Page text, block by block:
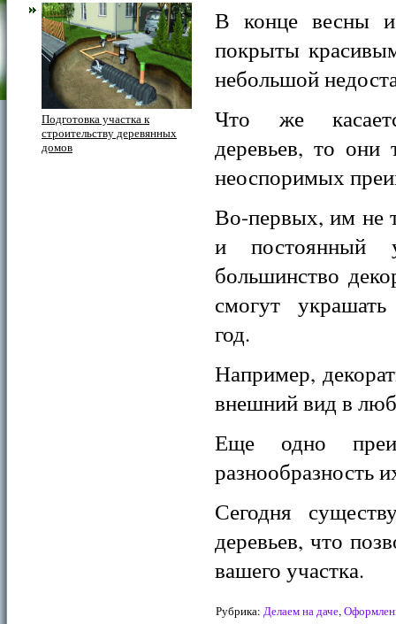
Подготовка участка к
строительству деревянных
домов
В конце весны и
покрыты
небольшой
Что же
деревьев, то
неоспоримых
Во-первых, им не
и постоянный
большинство
смогут
год.
Например,
внешний вид в
Еще одно
разнообразность
Сегодня
деревьев, что
вашего участка.
Рубрика: Делаем на даче,